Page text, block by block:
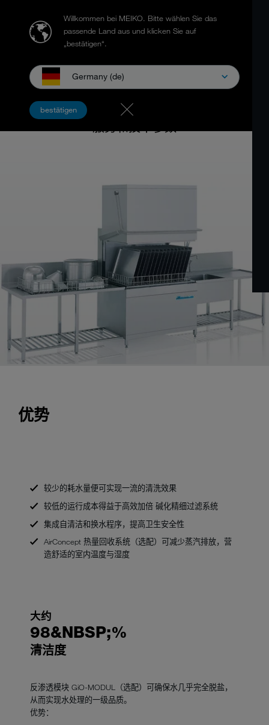
Willkommen bei MEIKO. Bitte wählen Sie das
passende Land aus und klicken Sie auf
„bestätigen“.
Germany (de)
bestätigen
多用洗碗机
MEIKO DV- / FV 系列
服务和技术参数
优势
较少的耗水量便可实现一流的清洗效果
较低的运行成本得益于高效加倍 碱化精细过滤系统
集成自清洁和换水程序，提高卫生安全性
AirConcept 热量回收系统（选配）可减少蒸汽排放，营
造舒适的室内温度与湿度
大约
98&NBSP;%
清洁度
反渗透模块 GiO-MODUL（选配）可确保水几乎完全脱盐，
从而实现水处理的一级品质。
优势：